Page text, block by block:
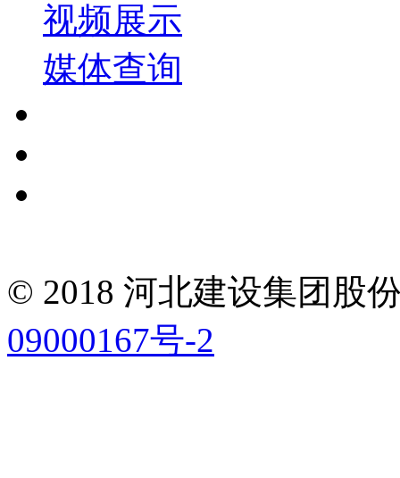
视频展示
媒体查询
© 2018 河北建设集团股
09000167号-2